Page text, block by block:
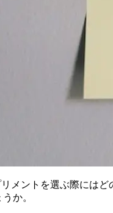
メントを選ぶ際にはど
か。